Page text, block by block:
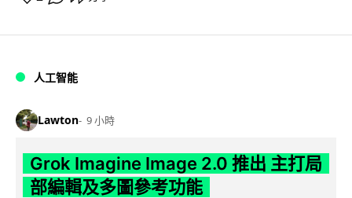
人工智能
Lawton 9 小時
Grok Imagine Image 2.0 推出 主打局
部編輯及多圖參考功能